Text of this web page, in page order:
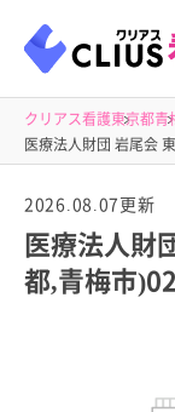
クリアス看護東京都青
医療法人財団 岩尾会
2026.08.07更新
医療法人財
都,青梅市)02